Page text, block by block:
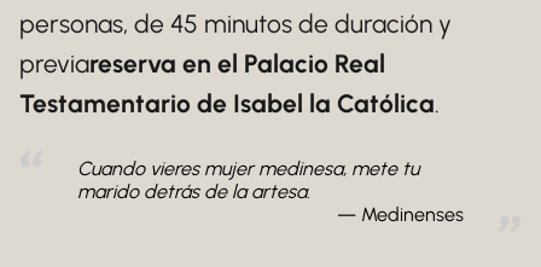
personas, de 45 minutos de duración y
previareserva en el Palacio Real
Testamentario de Isabel la Católica.
Cuando vieres mujer medinesa, mete tu
marido detrás de la artesa.
Medinenses